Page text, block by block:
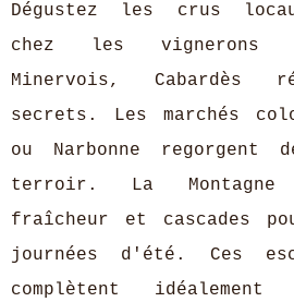
Dégustez les crus
chez les vignerons
Minervois, Cabardès
secrets. Les marchés
ou Narbonne regorgent
terroir. La
fraîcheur et cascades
journées d'été. Ces
complètent